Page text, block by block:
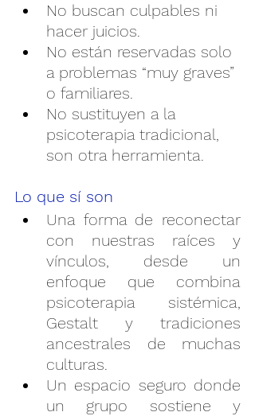
No buscan culpables ni
hacer juicios.
No están reservadas solo
a problemas “muy graves”
o familiares.
No sustituyen a la
psicoterapia tradicional,
son otra herramienta.
Lo que sí son
Una forma de reconectar
con nuestras raíces y
vínculos, desde un
enfoque que combina
psicoterapia sistémica,
Gestalt y tradiciones
ancestrales de muchas
culturas.
Un espacio seguro donde
un grupo sostiene y